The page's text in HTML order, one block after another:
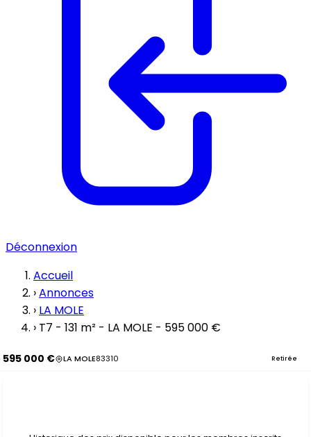
Déconnexion
Accueil
›Annonces
› LA MOLE
› T7 - 131 m² - LA MOLE - 595 000 €
595 000 € LA MOLE83310 Retirée